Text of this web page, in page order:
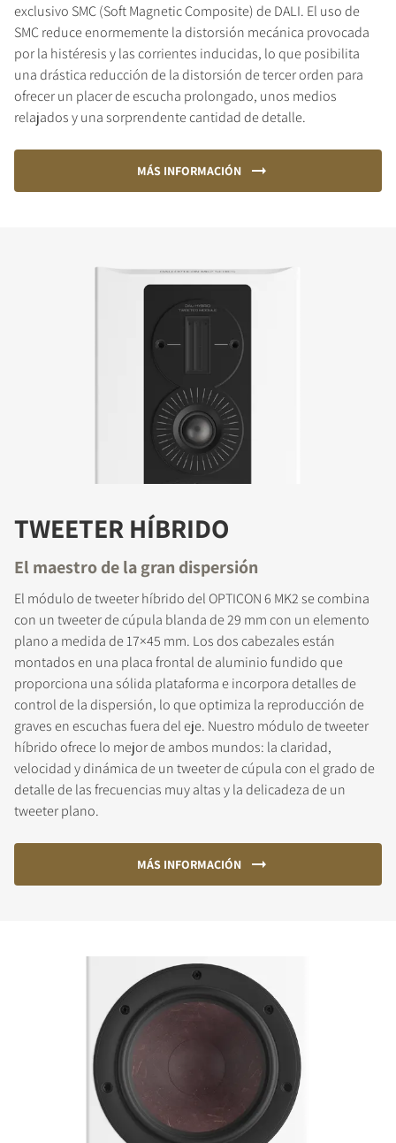
exclusivo SMC (Soft Magnetic Composite) de DALI. El uso de
SMC reduce enormemente la distorsión mecánica provocada
por la histéresis y las corrientes inducidas, lo que posibilita
una drástica reducción de la distorsión de tercer orden para
ofrecer un placer de escucha prolongado, unos medios
relajados y una sorprendente cantidad de detalle.
MÁS INFORMACIÓN
TWEETER HÍBRIDO
El maestro de la gran dispersión
El módulo de tweeter híbrido del OPTICON 6 MK2 se combina
con un tweeter de cúpula blanda de 29 mm con un elemento
plano a medida de 17×45 mm. Los dos cabezales están
montados en una placa frontal de aluminio fundido que
proporciona una sólida plataforma e incorpora detalles de
control de la dispersión, lo que optimiza la reproducción de
graves en escuchas fuera del eje. Nuestro módulo de tweeter
híbrido ofrece lo mejor de ambos mundos: la claridad,
velocidad y dinámica de un tweeter de cúpula con el grado de
detalle de las frecuencias muy altas y la delicadeza de un
tweeter plano.
MÁS INFORMACIÓN